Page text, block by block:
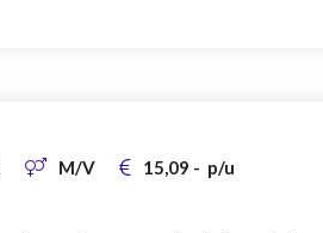
 M/V  15,09 - p/u